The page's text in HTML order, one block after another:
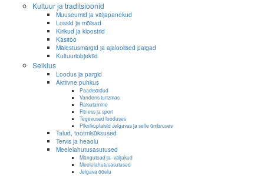
Kultuur ja traditsioonid
Muuseumid ja väljapanekud
Lossid ja mõisad
Kirikud ja kloostrid
Käsitöö
Mälestusmärgid ja ajaloolised paigad
Kultuuriobjektid
Seiklus
Loodus ja pargid
Aktiivne puhkus
Paadisõidud
Vandens turizmas
Ratsutamine
Fitness ja sport
Tegevused looduses
Piknikuplatsid Jelgavas ja selle ümbruses
Talud, tootmisüksused
Tervis ja heaolu
Meelelahutusasutused
Mängutoad ja -väljakud
Meelelahutusasutused
Jelgava ööelu